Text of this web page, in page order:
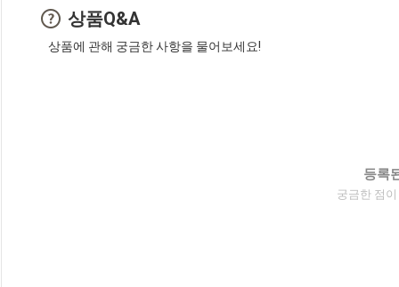
상품Q&A
상품에 관해 궁금한 사항을 물어보세요!
등록
궁금한 점